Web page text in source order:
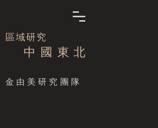
區域研究
中 國 東 北
​金由美研究團隊